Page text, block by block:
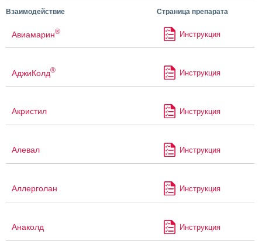
Взаимодействие Страница препарата
Авиамарин® Инструкция
АджиКолд® Инструкция
Акристил Инструкция
Алевал Инструкция
Аллерголан Инструкция
Анаколд Инструкция